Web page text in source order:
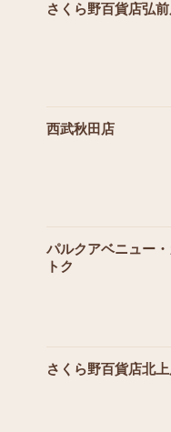
さくら野百貨店弘
西武秋田店
パルクアベニュー
トク
さくら野百貨店北